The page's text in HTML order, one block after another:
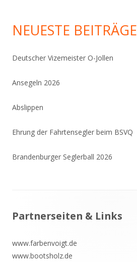
NEUESTE BEITRÄGE
Deutscher Vizemeister O-Jollen
Ansegeln 2026
Abslippen
Ehrung der Fahrtensegler beim BSVQ
Brandenburger Seglerball 2026
Inhalt
Partnerseiten & Links
www.farbenvoigt.de
www.bootsholz.de